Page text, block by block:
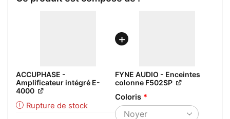
ACCUPHASE -
Amplificateur intégré E-
4000
Rupture de stock
FYNE AUDIO - Enceintes
colonne F502SP
Coloris *